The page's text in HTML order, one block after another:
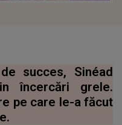
succes, Sinéad
încercări grele.
pe care le-a făcut